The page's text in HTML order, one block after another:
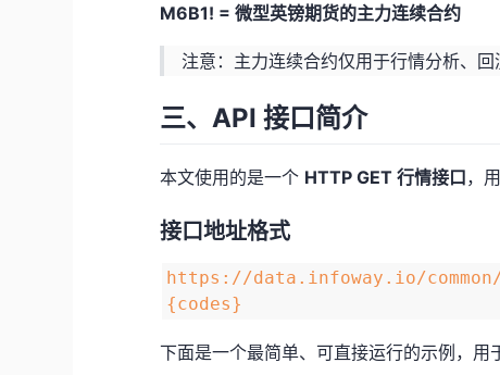
M6B1! = 微型英镑期货的主力连续合约
注意：主力连续合约仅用于行情分析、
三、API 接口简介
本文使用的是一个 HTTP GET 行情接口，
接口地址格式
https://data.infoway.io/
{codes}
下面是一个最简单、可直接运行的示例，用